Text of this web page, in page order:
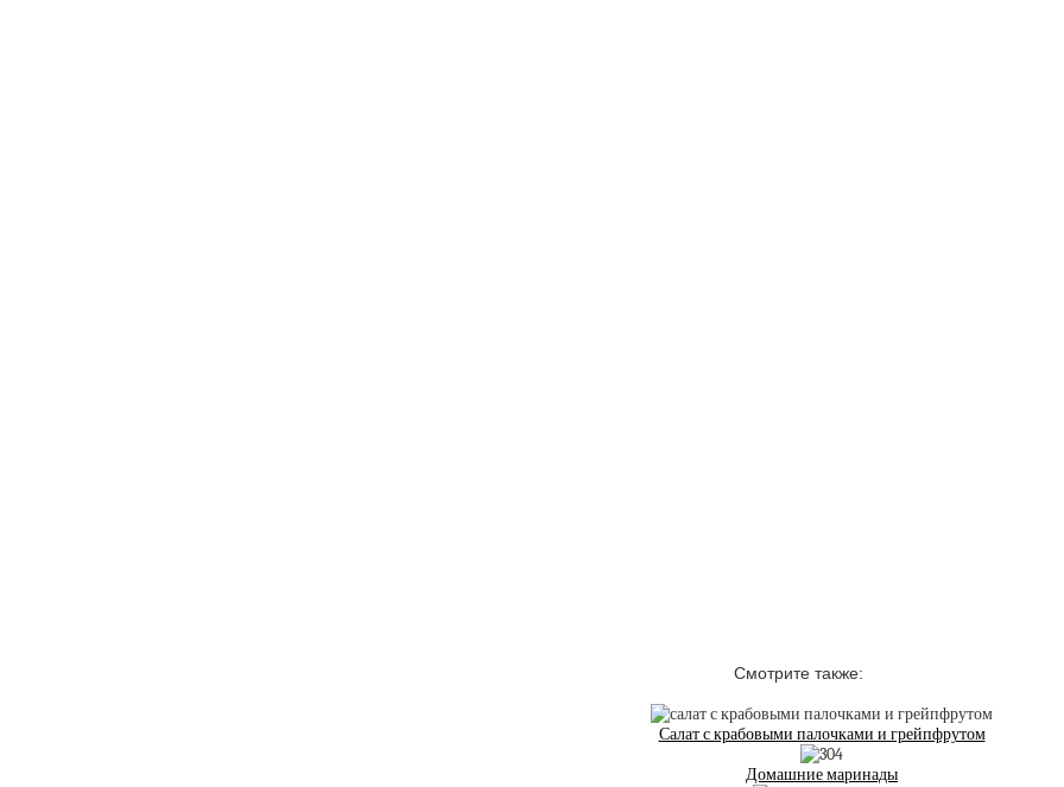
Смотрите также:
Салат с крабовыми палочками и грейпфрутом
Домашние маринады